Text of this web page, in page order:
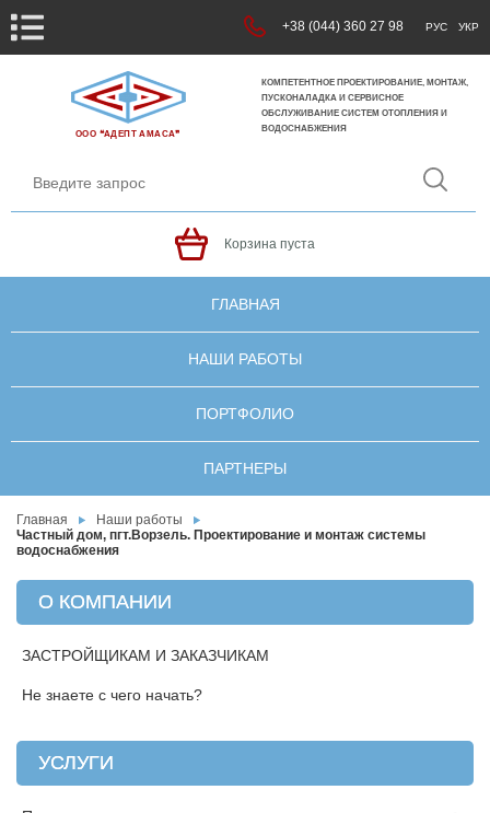
+38 (044) 360 27 98 РУС УКР
ООО ❝АДЕПТ АМАСА❞
КОМПЕТЕНТНОЕ ПРОЕКТИРОВАНИЕ, МОНТАЖ,
ПУСКОНАЛАДКА И СЕРВИСНОЕ
ОБСЛУЖИВАНИЕ СИСТЕМ ОТОПЛЕНИЯ И
ВОДОСНАБЖЕНИЯ
Корзина пуста
ГЛАВНАЯ
НАШИ РАБОТЫ
ПОРТФОЛИО
ПАРТНЕРЫ
Главная
Наши работы
Частный дом, пгт.Ворзель. Проектирование и монтаж системы
водоснабжения
О КОМПАНИИ
ЗАСТРОЙЩИКАМ И ЗАКАЗЧИКАМ
Не знаете с чего начать?
УСЛУГИ